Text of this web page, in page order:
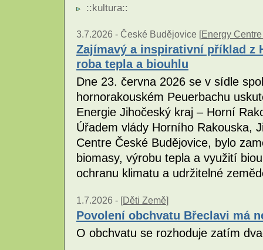
::kultura::
3.7.2026 - České Budějovice [Energy
Zajímavý a inspirativní příklad z
roba tepla a biouhlu
Dne 23. června 2026 se v sídle
hornorakouském Peuerbachu
Energie Jihočeský kraj – Horní
Úřadem vlády Horního Rakouska,
Centre České Budějovice, bylo
biomasy, výrobu tepla a využití
ochranu klimatu a udržitelné
1.7.2026 - [Děti Země]
Povolení obchvatu Břeclavi má
O obchvatu se rozhoduje zatím